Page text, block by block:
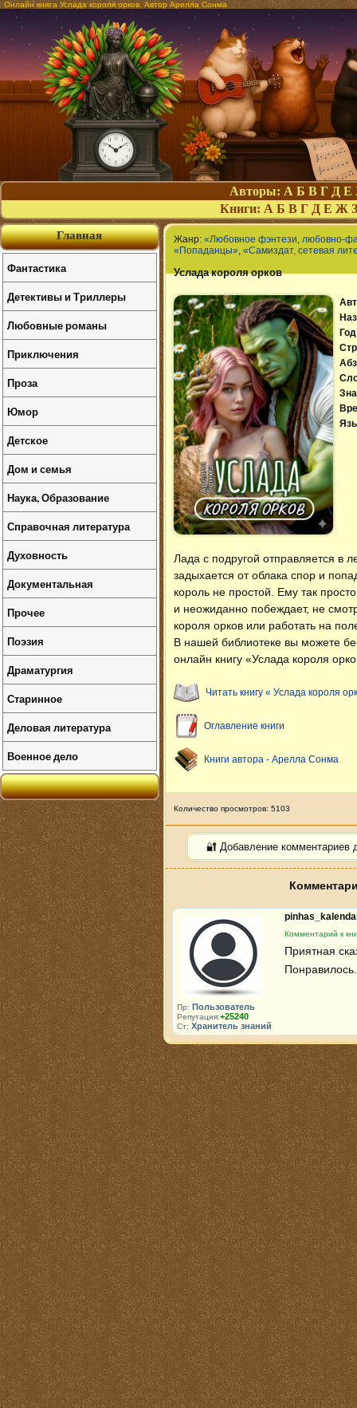
Онлайн книга Услада короля орков. Автор Арелла Сонма
Авторы: А Б В Г Д Е
Книги: А Б В Г Д Е Ж З
Жанр: «Любовное фэнтези, любовно-
«Попаданцы», «Самиздат, сетевая
Услада короля орков
Лада с подругой отправляется в
задыхается от облака спор и
король не простой. Ему так
и неожиданно побеждает, не
короля орков или работать на
В нашей библиотеке вы можете
онлайн книгу «Услада короля
Читать книгу « Услада короля
Оглавление книги
Книги автора - Арелла Сонма
Количество просмотров: 5103
🔐 Добавление комментариев
Пр: Пользователь
Репутация:+25240
Ст: Хранитель знаний
Комментарий к
Приятная
Главная
Фантастика
Детективы и Триллеры
Любовные романы
Приключения
Проза
Юмор
Детское
Дом и семья
Наука, Образование
Справочная литература
Духовность
Документальная
Прочее
Поэзия
Драматургия
Старинное
Деловая литература
Военное дело